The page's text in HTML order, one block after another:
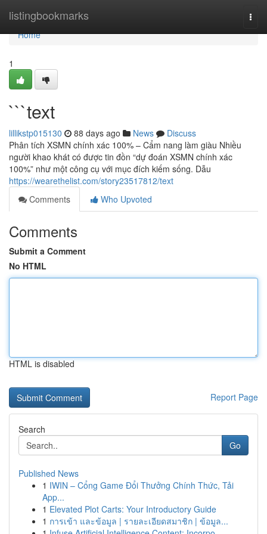
listingbookmarks
Home
Home
1
```text
lillikstp015130 88 days ago News
Discuss
Phân tích XSMN chính xác 100% – Cẩm nang làm giàu Nhiều
người khao khát có được tin đồn “dự đoán XSMN chính xác
100%” như một công cụ với mục đích kiếm sống. Dẫu
https://wearethelist.com/story23517812/text
Comments
Who Upvoted
Comments
Submit a Comment
No HTML
HTML is disabled
Report Page
Search
Go
Published News
1 IWIN – Cổng Game Đổi Thưởng Chính Thức, Tải
App...
1 Elevated Plot Carts: Your Introductory Guide
1 การเข้า และข้อมูล | รายละเอียดสมาชิก | ข้อมูล...